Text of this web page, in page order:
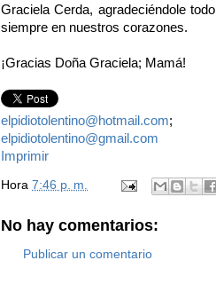
Graciela Cerda, agradeciéndole
siempre en nuestros corazones.
¡Gracias Doña Graciela; Mamá!
elpidiotolentino@hotmail.com;
elpidiotolentino@gmail.com
Imprimir
Hora 7:46 p. m.
No hay comentarios:
Publicar un comentario